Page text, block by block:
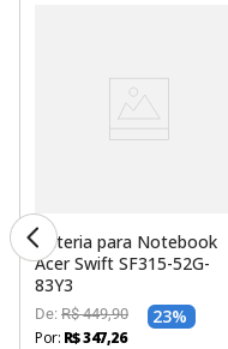
Bateria para Notebook
Acer Swift SF315-52G-
83Y3
De: R$ 449,90 23%
Por: R$347,26